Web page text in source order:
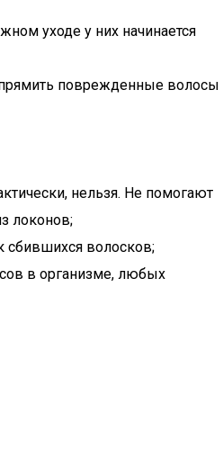
уходе у них начинается
поврежденные волосы
нельзя. Не помогают
локонов;
сбившихся волосков;
в организме, любых